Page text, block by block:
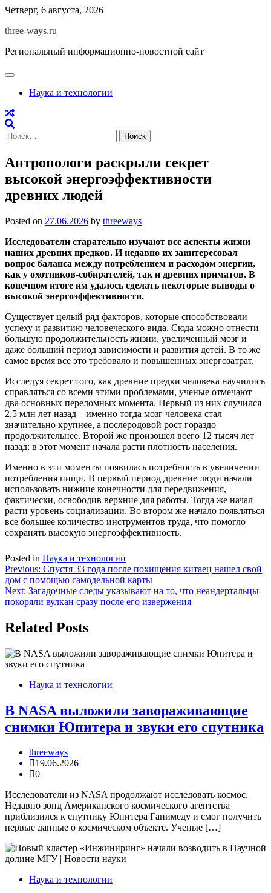
Skip
content
Четверг, 6 августа, 2026
three-ways.ru
Региональный информационно-новостной сайт
Наука и технологии
Найти:
Антропологи раскрыли секрет
высокой энергоэффективности
древних людей
Posted on 27.06.2026 by threeways
Исследователи старательно изучают все аспекты жизни
наших древних предков. И недавно их заинтересовал
вопрос баланса между потреблением и расходом энергии,
как у охотников-собирателей, так и древних приматов. В
конечном итоге им удалось сделать некоторые выводы о
высокой энергоэффективности.
Существует целый ряд факторов, которые способствовали
успеху и развитию человеческого вида. Сюда можно отнести
большую продолжительность жизни, увеличенный мозг и
даже больший период зависимости и развития детей. В то же
самое время все это требовало и повышенных энергозатрат.
Исследуя секрет того, как древние предки человека научились
справляться со всеми этими проблемами, ученые отмечают
два основных переломных момента. Первый из них случился
2,5 млн лет назад – именно тогда мозг человека стал
значительно крупнее, а послеродовой рост гораздо
продолжительнее. Второй же произошел всего 12 тысяч лет
назад: в этот момент начала расти плотность населения.
Именно в эти моменты появилась потребность в увеличении
потребления пищи. В первый период древние люди начали
использовать нижние конечности для передвижения,
фактически, освободив верхние для работы. Тогда же начал
расти уровень социализации. Во втором же начало появляться
все большее количество инструментов труда, что помогло
сохранять высокую энергоэффективность.
Posted in Наука и технологии
Навигация
по
записям
Previous: Спустя 33 года после похищения китаец нашел свой
дом с помощью самодельной карты
Next: Загадочные следы указывают на то, что неандертальцы
покоряли вулкан сразу после его извержения
Related Posts
Наука и технологии
В NASA выложили завораживающие
снимки Юпитера и звуки его спутника
threeways
19.06.2026
0
Исследователи из NASA продолжают исследовать космос.
Недавно зонд Американского космического агентства
приблизился к спутнику Юпитера Ганимеду и смог получить
первые данные о космическом объекте. Ученые […]
Наука и технологии